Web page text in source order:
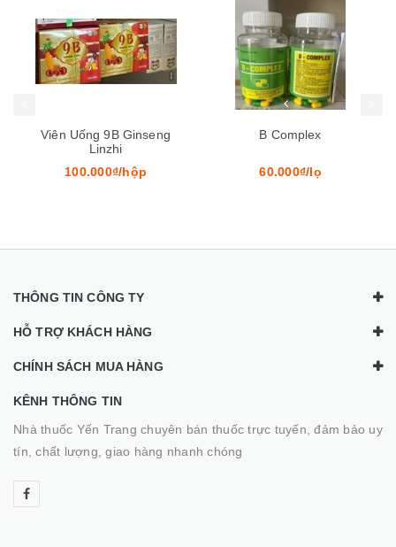
Viên Uống 9B Ginseng
Linzhi
100.000₫/hộp
B Complex
60.000₫/lọ
Mua hàng Mua hàng
THÔNG TIN CÔNG TY
HỖ TRỢ KHÁCH HÀNG
CHÍNH SÁCH MUA HÀNG
KÊNH THÔNG TIN
Nhà thuốc Yến Trang chuyên bán thuốc trực tuyến, đảm bảo uy
tín, chất lượng, giao hàng nhanh chóng